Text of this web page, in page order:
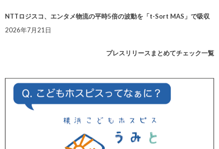
NTTロジスコ、エンタメ物流の平時5倍の波動を「t-Sort MAS」で吸収
2026年7月21日
プレスリリースまとめてチェック一覧